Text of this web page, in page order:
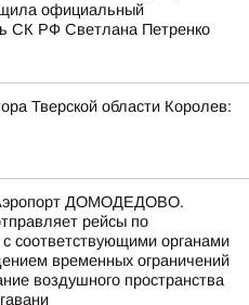
официальный
СК РФ Светлана Петренко
Тверской области Королев:
ДОМОДЕДОВО.
рейсы по
соответствующими органами
временных ограничений
воздушного пространства